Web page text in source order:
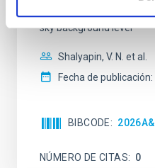
sky background level
Shalyapin, V. N. et al.
Fecha de publicación:
BIBCODE
NÚMERO DE CITAS 0